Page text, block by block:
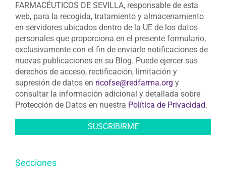
FARMACÉUTICOS DE SEVILLA, responsable de esta
web, para la recogida, tratamiento y almacenamiento
en servidores ubicados dentro de la UE de los datos
personales que proporciona en el presente formulario,
exclusivamente con el fin de enviarle notificaciones de
nuevas publicaciones en su Blog. Puede ejercer sus
derechos de acceso, rectificación, limitación y
supresión de datos en ricofse@redfarma.org y
consultar la información adicional y detallada sobre
Protección de Datos en nuestra Política de Privacidad.
Secciones